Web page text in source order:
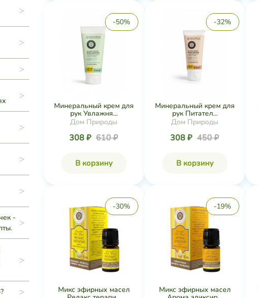
-
-50%
Минеральный крем для
рук Увлажня...
Дом Природы
308 ₽ 610 ₽
В корзину
-32%
Минеральный крем для
рук Питател...
Дом Природы
308 ₽ 450 ₽
В корзину
-30%
Микс эфирных масел
-19%
Микс эфирных масел